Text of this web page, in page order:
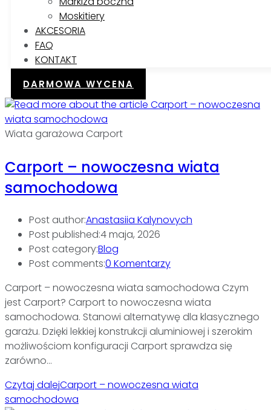
Moskitiery
AKCESORIA
FAQ
KONTAKT
DARMOWA WYCENA
Wiata garażowa Carport
Carport – nowoczesna wiata
samochodowa
Post author:Anastasiia Kalynovych
Post published:4 maja, 2026
Post category:Blog
Post comments:0 Komentarzy
Carport – nowoczesna wiata samochodowa Czym
jest Carport? Carport to nowoczesna wiata
samochodowa. Stanowi alternatywę dla klasycznego
garażu. Dzięki lekkiej konstrukcji aluminiowej i szerokim
możliwościom konfiguracji Carport sprawdza się
zarówno…
Czytaj dalejCarport – nowoczesna wiata
samochodowa